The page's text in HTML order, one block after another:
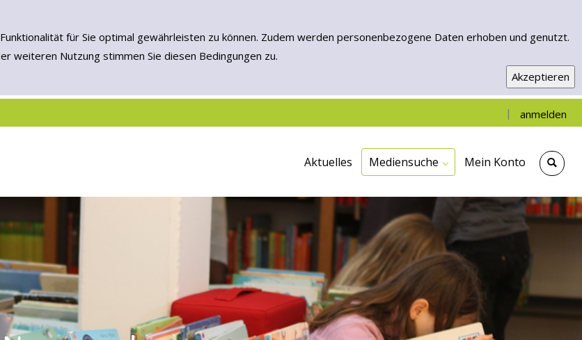
für Sie optimal gewährleisten zu können. Zudem werden personenbezogene Daten erhoben und genutzt.
weiteren Nutzung stimmen Sie diesen Bedingungen zu.
| anmelden
Aktuelles
Mediensuche
Mein Konto